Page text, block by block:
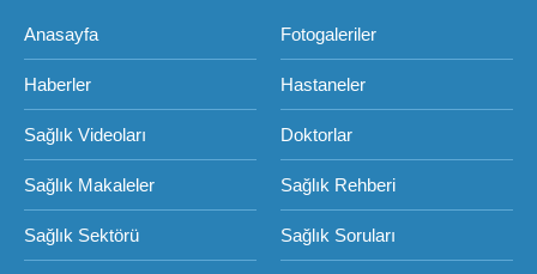
Anasayfa Fotogaleriler
Haberler Hastaneler
Sağlık Videoları Doktorlar
Sağlık Makaleler Sağlık Rehberi
Sağlık Sektörü Sağlık Soruları